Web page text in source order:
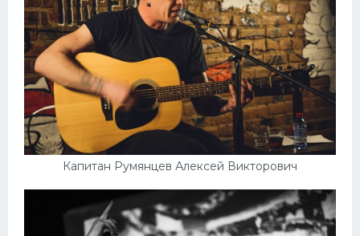
Капитан Румянцев Алексей Викторович